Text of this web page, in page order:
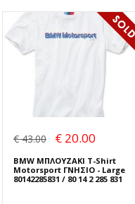
€ 43.00 € 20.00
BMW ΜΠΛΟΥΖΑΚΙ T-Shirt
Motorsport ΓΝΗΣΙΟ - Large
80142285831 / 80 14 2 285 831